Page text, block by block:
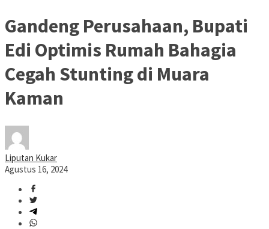
Gandeng Perusahaan, Bupati
Edi Optimis Rumah Bahagia
Cegah Stunting di Muara
Kaman
Liputan Kukar
Agustus 16, 2024